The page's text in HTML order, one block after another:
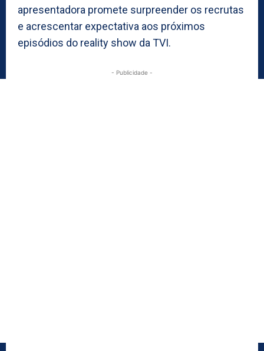
apresentadora promete surpreender os recrutas
e acrescentar expectativa aos próximos
episódios do reality show da TVI.
- Publicidade -